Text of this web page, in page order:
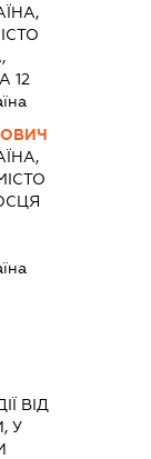
12
ВІД
У